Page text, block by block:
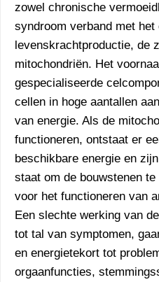
zowel chronische
syndroom verband met
levenskrachtproductie, de
mitochondriën. Het
gespecialiseerde
cellen in hoge aantallen
van energie. Als de
functioneren, ontstaat er
beschikbare energie en
staat om de bouwstenen
voor het functioneren van
Een slechte werking van
tot tal van symptomen,
en energietekort tot
orgaanfuncties,